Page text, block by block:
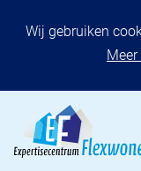
Wij gebruiken